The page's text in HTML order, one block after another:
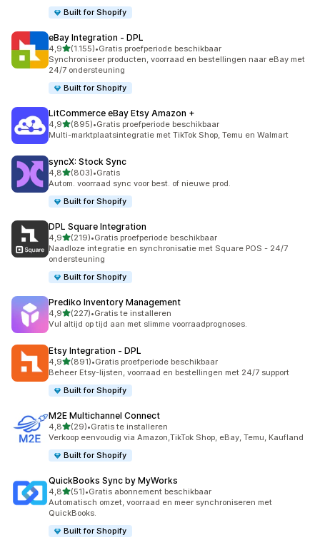
Built for Shopify
eBay Integration ‑ DPL
4,9van 5 sterren
(1.155)
1155 recensies in totaal
•Gratis proefperiode beschikbaar
Synchroniseer producten, voorraad en bestellingen naar eBay met
24/7 ondersteuning
Built for Shopify
LitCommerce eBay Etsy Amazon +
4,9van 5 sterren
(895)
895 recensies in totaal
•Gratis proefperiode beschikbaar
Multi-marktplaatsintegratie met TikTok Shop, Temu en Walmart
syncX: Stock Sync
4,8van 5 sterren
(803)
803 recensies in totaal
•Gratis
Autom. voorraad sync voor best. of nieuwe prod.
Built for Shopify
DPL Square Integration
4,9van 5 sterren
(219)
219 recensies in totaal
•Gratis proefperiode beschikbaar
Naadloze integratie en synchronisatie met Square POS - 24/7
ondersteuning
Built for Shopify
Prediko Inventory Management
4,9van 5 sterren
(227)
227 recensies in totaal
•Gratis te installeren
Vul altijd op tijd aan met slimme voorraadprognoses.
Etsy Integration ‑ DPL
4,9van 5 sterren
(891)
891 recensies in totaal
•Gratis proefperiode beschikbaar
Beheer Etsy-lijsten, voorraad en bestellingen met 24/7 support
Built for Shopify
M2E Multichannel Connect
4,8van 5 sterren
(29)
29 recensies in totaal
•Gratis te installeren
Verkoop eenvoudig via Amazon,TikTok Shop, eBay, Temu, Kaufland
Built for Shopify
QuickBooks Sync by MyWorks
4,8van 5 sterren
(51)
51 recensies in totaal
•Gratis abonnement beschikbaar
Automatisch omzet, voorraad en meer synchroniseren met
QuickBooks.
Built for Shopify